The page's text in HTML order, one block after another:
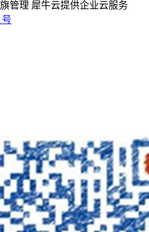
管理 犀牛云提供企业云服务
号